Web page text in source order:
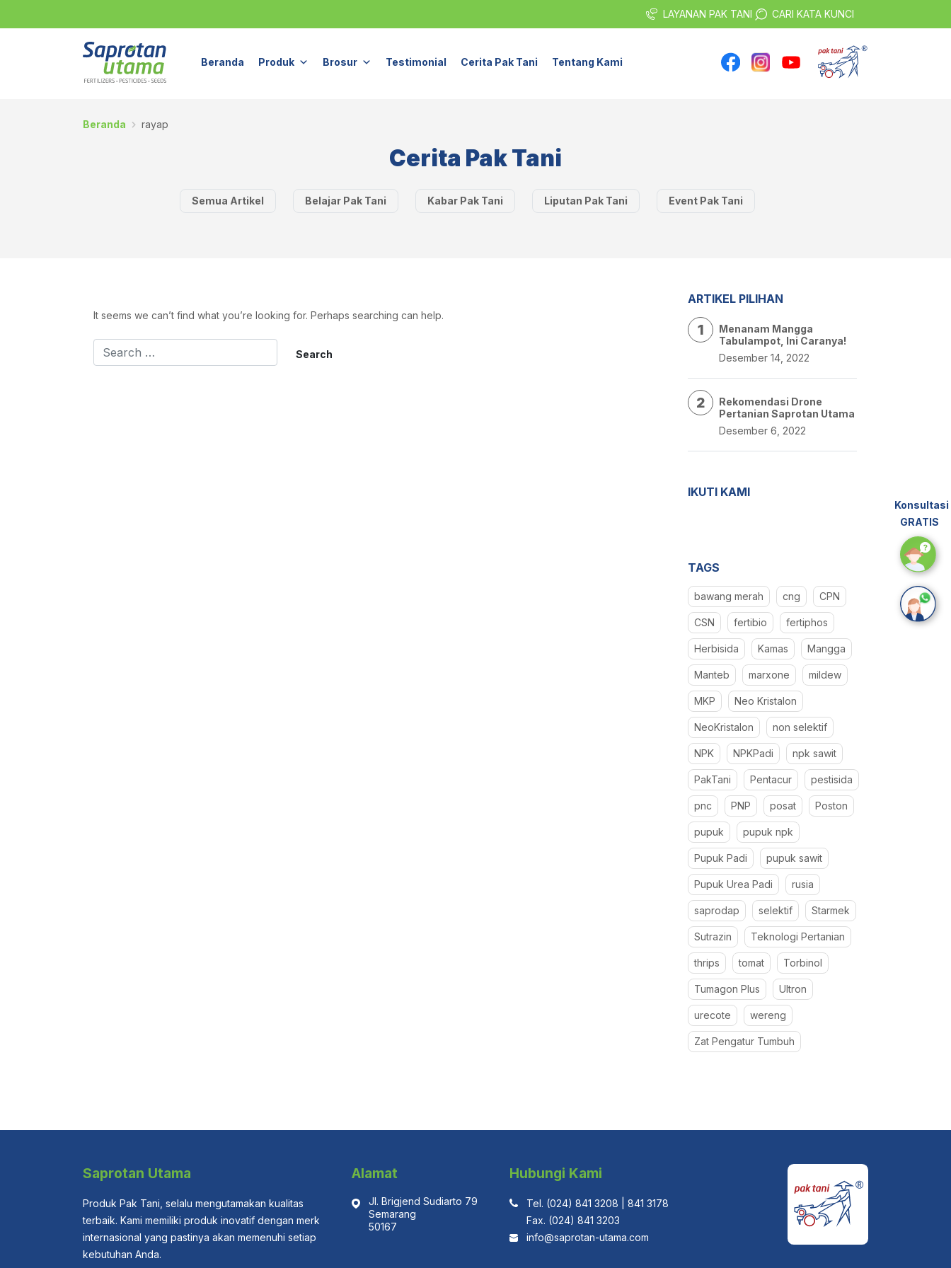
LAYANAN PAK TANI CARI KATA KUNCI
Beranda Produk Brosur Testimonial Cerita Pak Tani Tentang Kami
Beranda rayap
Cerita Pak Tani
Semua Artikel Belajar Pak Tani Kabar Pak Tani Liputan Pak Tani Event Pak Tani
It seems we can’t find what you’re looking for. Perhaps searching can help.
ARTIKEL PILIHAN
1
Menanam Mangga
Tabulampot, Ini Caranya!
Desember 14, 2022
2
Rekomendasi Drone
Pertanian Saprotan Utama
Desember 6, 2022
IKUTI KAMI
TAGS
bawang merah cng CPN
CSN fertibio fertiphos
Herbisida Kamas Mangga
Manteb marxone mildew
MKP Neo Kristalon
NeoKristalon non selektif
NPK NPKPadi npk sawit
PakTani Pentacur pestisida
pnc PNP posat Poston
pupuk pupuk npk
Pupuk Padi pupuk sawit
Pupuk Urea Padi rusia
saprodap selektif Starmek
Sutrazin Teknologi Pertanian
thrips tomat Torbinol
Tumagon Plus Ultron
urecote wereng
Zat Pengatur Tumbuh
Saprotan Utama
Produk Pak Tani, selalu mengutamakan kualitas
terbaik. Kami memiliki produk inovatif dengan merk
internasional yang pastinya akan memenuhi setiap
kebutuhan Anda.
Alamat
Jl. Brigjend Sudiarto 79
Semarang
50167
Hubungi Kami
Tel. (024) 841 3208 | 841 3178
Fax. (024) 841 3203
info@saprotan-utama.com
Konsultasi
GRATIS